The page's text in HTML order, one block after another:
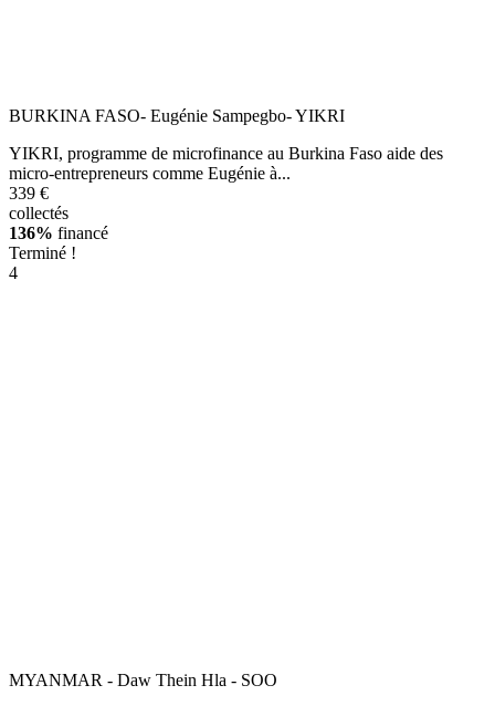
BURKINA FASO- Eugénie Sampegbo- YIKRI
YIKRI, programme de microfinance au Burkina Faso aide des
micro-entrepreneurs comme Eugénie à...
339 €
collectés
136% financé
Terminé !
4
MYANMAR - Daw Thein Hla - SOO